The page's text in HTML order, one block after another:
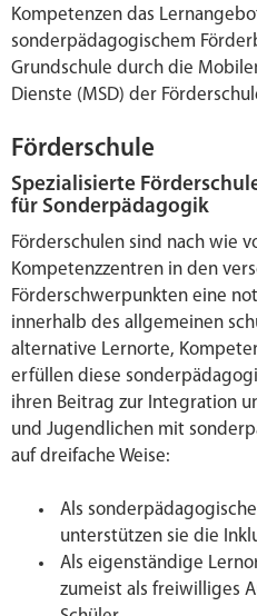
Kompetenzen das
sonderpädagogischem
Grundschule durch die
Dienste (MSD) der
Förderschule
Spezialisierte
für Sonderpädagogik
Förderschulen sind nach wie
Kompetenzzentren in den
Förderschwerpunkten eine
innerhalb des allgemeinen
alternative Lernorte,
erfüllen diese
ihren Beitrag zur Integration
und Jugendlichen mit
auf dreifache Weise:
Als
unterstützen sie die
Als eigenständige
zumeist als freiwilliges